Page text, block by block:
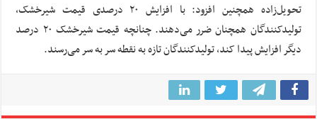
تحویل‌زاده همچنین افزود: با افزایش ۲۰ درصدی قیمت شیرخشک،
تولیدکنندگان همچنان ضرر می‌دهند. چنانچه قیمت شیرخشک ۲۰ درصد
دیگر افزایش پیدا کند، تولیدکنندگان تازه به نقطه سر به سر می‌رسند.